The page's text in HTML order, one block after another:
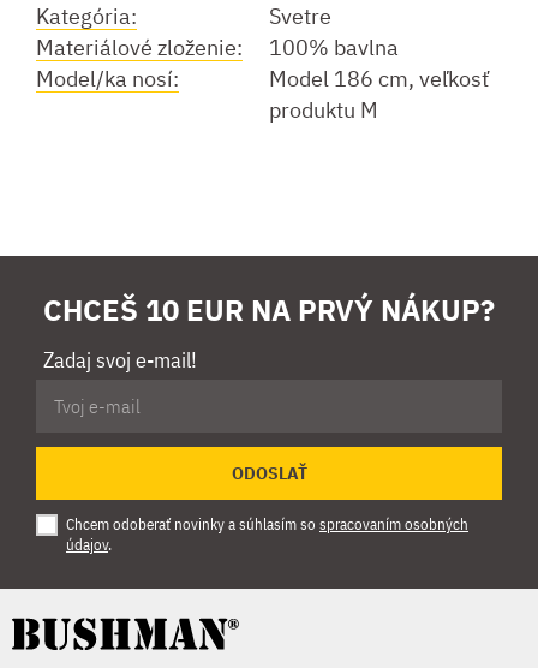
Kategória:
Svetre
Materiálové zloženie:
100% bavlna
Model/ka nosí:
Model 186 cm, veľkosť
produktu M
CHCEŠ 10 EUR NA PRVÝ NÁKUP?
Zadaj svoj e-mail!
ODOSLAŤ
Chcem odoberať novinky a súhlasím so spracovaním osobných
údajov.